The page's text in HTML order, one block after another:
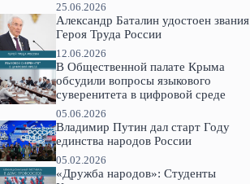
25.06.2026
Александр Баталин удостоен звания
Героя Труда России
12.06.2026
В Общественной палате Крыма
обсудили вопросы языкового
суверенитета в цифровой среде
05.06.2026
Владимир Путин дал старт Году
единства народов России
05.02.2026
«Дружба народов»: Студенты